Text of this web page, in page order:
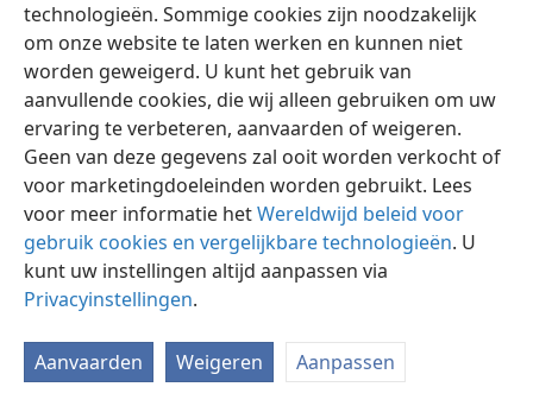
technologieën. Sommige cookies zijn noodzakelijk
om onze website te laten werken en kunnen niet
worden geweigerd. U kunt het gebruik van
aanvullende cookies, die wij alleen gebruiken om uw
ervaring te verbeteren, aanvaarden of weigeren.
Geen van deze gegevens zal ooit worden verkocht of
voor marketingdoeleinden worden gebruikt. Lees
voor meer informatie hetWereldwijd beleid voor
gebruik cookies en vergelijkbare technologieën. U
kunt uw instellingen altijd aanpassen via
Privacyinstellingen.
Aanvaarden Weigeren Aanpassen
Nederlands Instellingen
Copyright © 2026 Watch Tower Bible and Tract Society of Pennsylvania
Gebruiksvoorwaarden Privacybeleid
JW.ORG
Inloggen